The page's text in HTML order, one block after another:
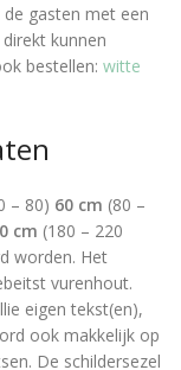
gasten met een
kunnen
bestellen: witte
– 80) 60 cm (80 –
cm (180 – 220
worden. Het
vurenhout.
eigen tekst(en),
ook makkelijk op
De schildersezel